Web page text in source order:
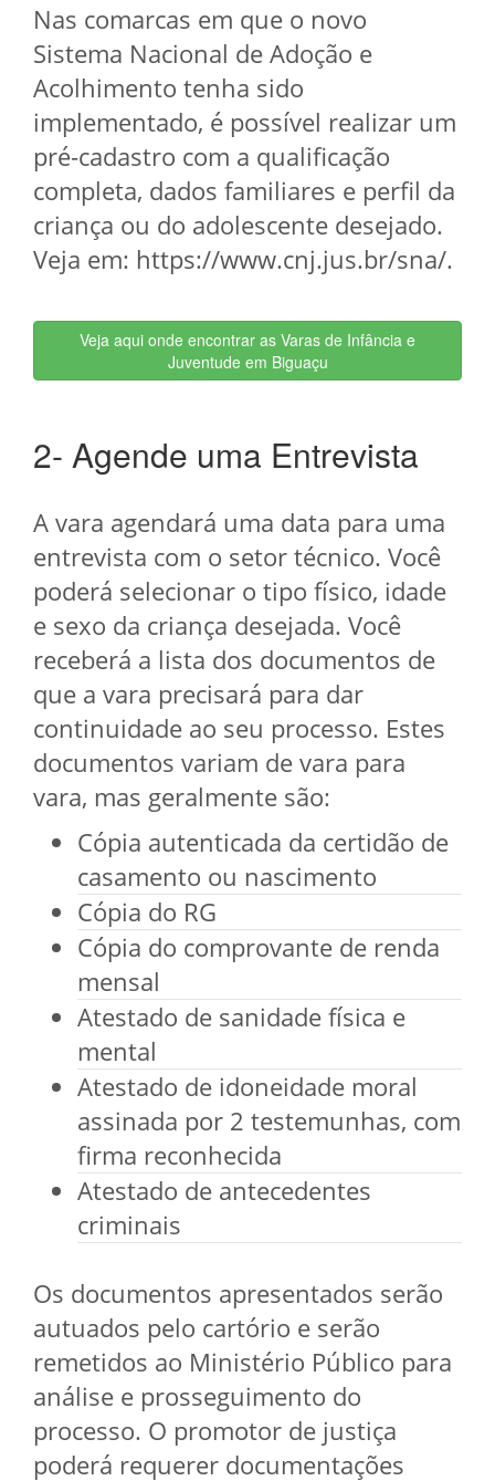
Nas comarcas em que o novo
Sistema Nacional de Adoção e
Acolhimento tenha sido
implementado, é possível realizar um
pré-cadastro com a qualificação
completa, dados familiares e perfil da
criança ou do adolescente desejado.
Veja em: https://www.cnj.jus.br/sna/.
Veja aqui onde encontrar as Varas de Infância e
Juventude em Biguaçu
2- Agende uma Entrevista
A vara agendará uma data para uma
entrevista com o setor técnico. Você
poderá selecionar o tipo físico, idade
e sexo da criança desejada. Você
receberá a lista dos documentos de
que a vara precisará para dar
continuidade ao seu processo. Estes
documentos variam de vara para
vara, mas geralmente são:
Cópia autenticada da certidão de
casamento ou nascimento
Cópia do RG
Cópia do comprovante de renda
mensal
Atestado de sanidade física e
mental
Atestado de idoneidade moral
assinada por 2 testemunhas, com
firma reconhecida
Atestado de antecedentes
criminais
Os documentos apresentados serão
autuados pelo cartório e serão
remetidos ao Ministério Público para
análise e prosseguimento do
processo. O promotor de justiça
poderá requerer documentações